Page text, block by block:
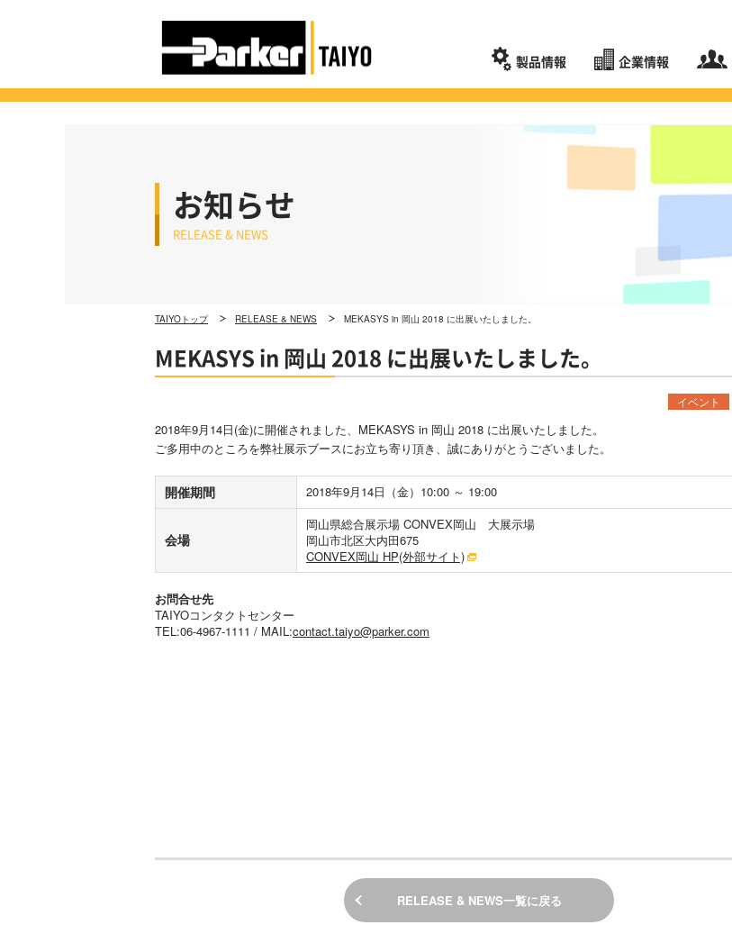
製品情報 企業情報
お知らせ
RELEASE & NEWS
TAIYOトップ RELEASE & NEWS MEKASYS in 岡山 2018 に出展いたしました。
MEKASYS in 岡山 2018 に出展いたしました。
イベント
2018年9月14日(金)に開催されました、MEKASYS in 岡山 2018 に出展いたしました。
ご多用中のところを弊社展示ブースにお立ち寄り頂き、誠にありがとうございました。
開催期間 2018年9月14日（金）10:00 ～ 19:00
会場
岡山県総合展示場 CONVEX岡山 大展示場
岡山市北区大内田675
CONVEX岡山 HP(外部サイト)
お問合せ先
TAIYOコンタクトセンター
TEL:06-4967-1111 / MAIL:contact.taiyo@parker.com
RELEASE & NEWS一覧に戻る